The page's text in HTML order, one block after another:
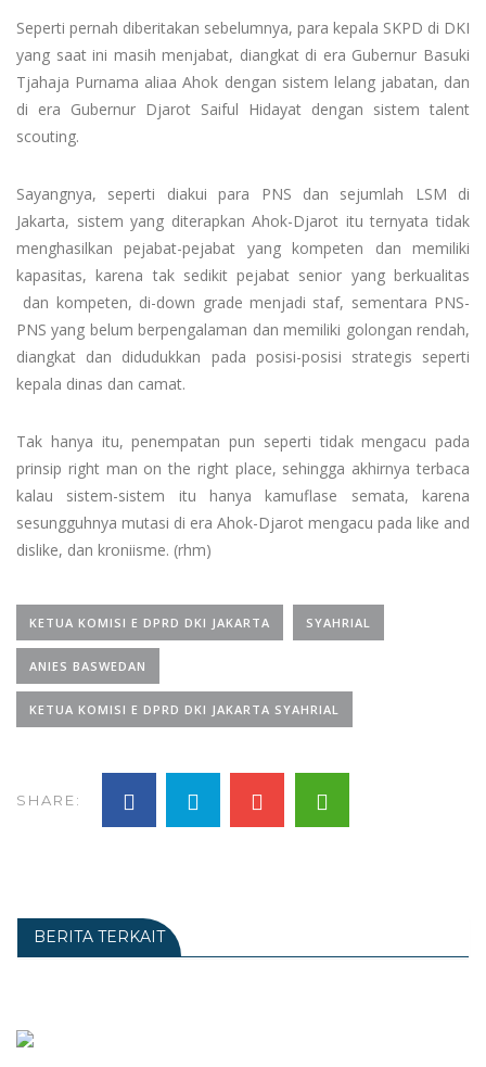
Seperti pernah diberitakan sebelumnya, para kepala SKPD di DKI
yang saat ini masih menjabat, diangkat di era Gubernur Basuki
Tjahaja Purnama aliaa Ahok dengan sistem lelang jabatan, dan
di era Gubernur Djarot Saiful Hidayat dengan sistem talent
scouting.
Sayangnya, seperti diakui para PNS dan sejumlah LSM di
Jakarta, sistem yang diterapkan Ahok-Djarot itu ternyata tidak
menghasilkan pejabat-pejabat yang kompeten dan memiliki
kapasitas, karena tak sedikit pejabat senior yang berkualitas
dan kompeten, di-down grade menjadi staf, sementara PNS-
PNS yang belum berpengalaman dan memiliki golongan rendah,
diangkat dan didudukkan pada posisi-posisi strategis seperti
kepala dinas dan camat.
Tak hanya itu, penempatan pun seperti tidak mengacu pada
prinsip right man on the right place, sehingga akhirnya terbaca
kalau sistem-sistem itu hanya kamuflase semata, karena
sesungguhnya mutasi di era Ahok-Djarot mengacu pada like and
dislike, dan kroniisme. (rhm)
KETUA KOMISI E DPRD DKI JAKARTA SYAHRIAL
ANIES BASWEDAN
KETUA KOMISI E DPRD DKI JAKARTA SYAHRIAL
SHARE:
BERITA TERKAIT